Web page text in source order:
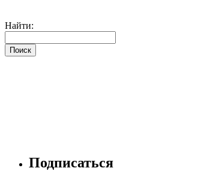
Найти:
Подписаться